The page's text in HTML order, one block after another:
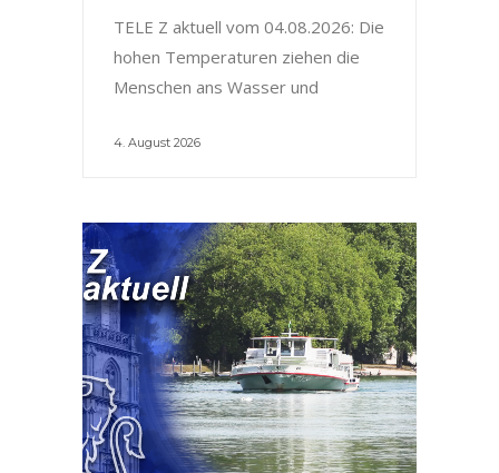
TELE Z aktuell vom 04.08.2026: Die
hohen Temperaturen ziehen die
Menschen ans Wasser und
4. August 2026